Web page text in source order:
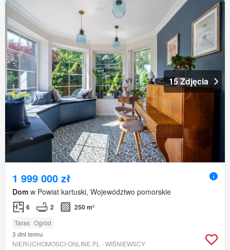
15 Zdjęcia
1 999 000 zł
Dom w Powiat kartuski, Województwo pomorskie
6 2 250 m²
Taras Ogród
3 dni temu
NIERUCHOMOSCI-ONLINE.PL - WIŚNIEWSCY